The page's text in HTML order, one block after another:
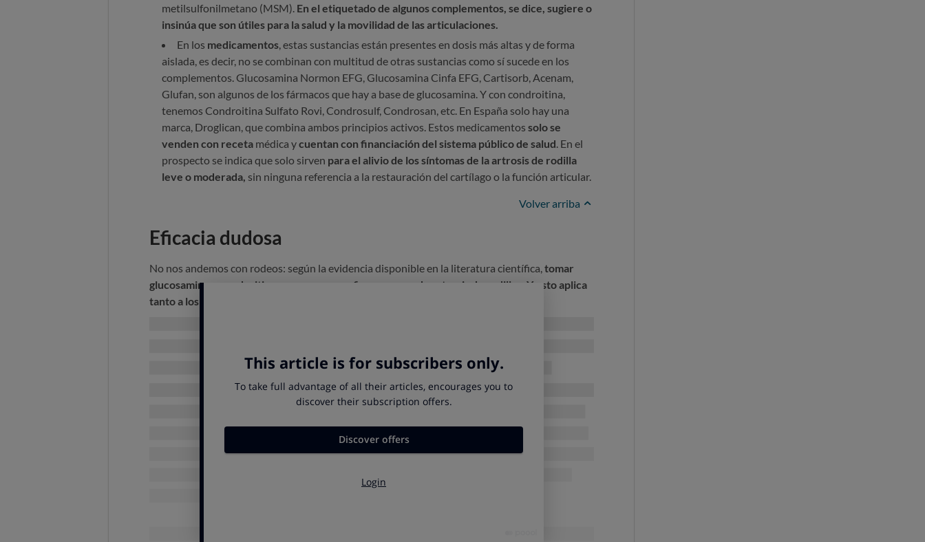
metilsulfonilmetano (MSM). En el etiquetado de algunos complementos, se dice, sugiere o
insinúa que son útiles para la salud y la movilidad de las articulaciones.
En los medicamentos, estas sustancias están presentes en dosis más altas y de forma
aislada, es decir, no se combinan con multitud de otras sustancias como sí sucede en los
complementos. Glucosamina Normon EFG, Glucosamina Cinfa EFG, Cartisorb, Acenam,
Glufan, son algunos de los fármacos que hay a base de glucosamina. Y con condroitina,
tenemos Condroitina Sulfato Rovi, Condrosulf, Condrosan, etc. En España solo hay una
marca, Droglican, que combina ambos principios activos. Estos medicamentos solo se
venden con receta médica ycuentan con financiación del sistema público de salud . En el
prospecto se indica que solo sirven para el alivio de los síntomas de la artrosis de rodilla
leve o moderada, sin ninguna referencia a la restauración del cartílago o la función articular.
Volver arriba
Eficacia dudosa
No nos andemos con rodeos: según la evidencia disponible en la literatura científica, tomar
glucosamina o condroitina no parece ser eficaz en caso de artrosis de rodillas. Y esto aplica
tanto a los complementos como a los medicamentos.